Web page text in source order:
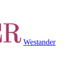
Westander